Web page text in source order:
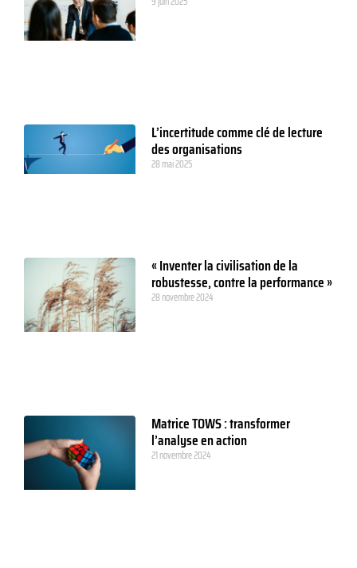
L’incertitude comme clé de lecture
des organisations
28 mai 2025
« Inventer la civilisation de la
robustesse, contre la performance »
28 novembre 2024
Matrice TOWS : transformer
l’analyse en action
21 novembre 2024